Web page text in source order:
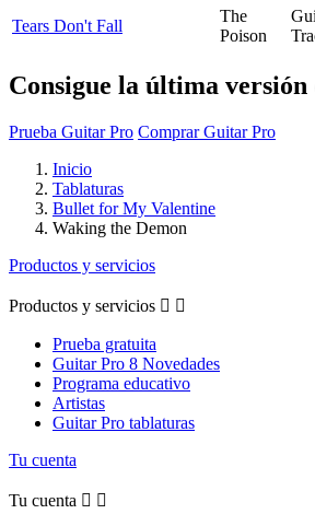
Tears Don't Fall
The
Poison
Consigue la última
Prueba Guitar Pro Comprar Guitar Pro
Inicio
Tablaturas
Bullet for My Valentine
Waking the Demon
Productos y servicios
Productos y servicios  
Prueba gratuita
Guitar Pro 8 Novedades
Programa educativo
Artistas
Guitar Pro tablaturas
Tu cuenta
Tu cuenta  